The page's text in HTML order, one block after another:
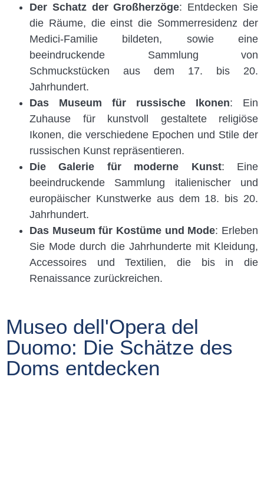
Der Schatz der Großherzöge: Entdecken Sie
die Räume, die einst die Sommerresidenz der
Medici-Familie bildeten, sowie eine
beeindruckende Sammlung von
Schmuckstücken aus dem 17. bis 20.
Jahrhundert.
Das Museum für russische Ikonen: Ein
Zuhause für kunstvoll gestaltete religiöse
Ikonen, die verschiedene Epochen und Stile der
russischen Kunst repräsentieren.
Die Galerie für moderne Kunst: Eine
beeindruckende Sammlung italienischer und
europäischer Kunstwerke aus dem 18. bis 20.
Jahrhundert.
Das Museum für Kostüme und Mode: Erleben
Sie Mode durch die Jahrhunderte mit Kleidung,
Accessoires und Textilien, die bis in die
Renaissance zurückreichen.
Museo dell'Opera del
Duomo: Die Schätze des
Doms entdecken